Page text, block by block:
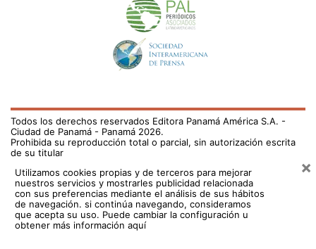
Todos los derechos reservados Editora Panamá América S.A. -
Ciudad de Panamá - Panamá 2026.
Prohibida su reproducción total o parcial, sin autorización escrita
de su titular
Utilizamos cookies propias y de terceros para mejorar
nuestros servicios y mostrarles publicidad relacionada
con sus preferencias mediante el análisis de sus hábitos
de navegación. si continúa navegando, consideramos
que acepta su uso. Puede cambiar la configuración u
obtener más información aquí
×